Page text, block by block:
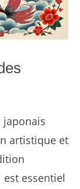
japonais
artistique et
essentiel